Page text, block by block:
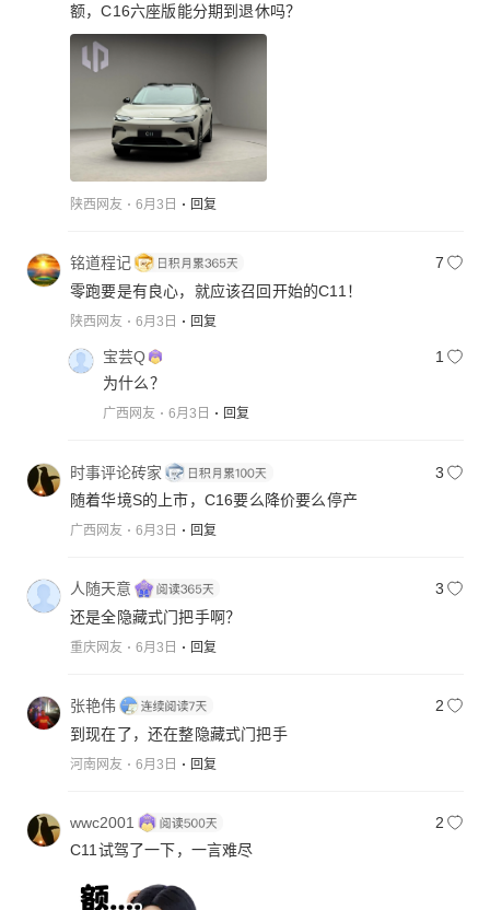
额，C16六座版能分期到退休吗？
陕西网友 6月3日 回复
铭道程记
7
零跑要是有良心，就应该召回开始的C11！
陕西网友 6月3日 回复
宝芸Q
1
为什么？
广西网友 6月3日 回复
时事评论砖家
3
随着华境S的上市，C16要么降价要么停产
广西网友 6月3日 回复
人随天意
3
还是全隐藏式门把手啊？
重庆网友 6月3日 回复
张艳伟
2
到现在了，还在整隐藏式门把手
河南网友 6月3日 回复
wwc2001
2
C11试驾了一下，一言难尽